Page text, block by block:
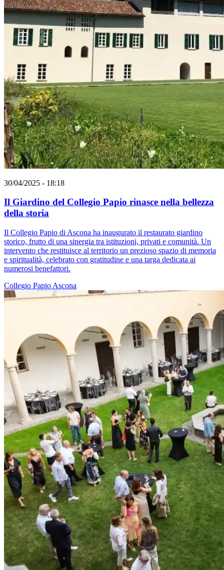
30/04/2025 - 18:18
Il Giardino del Collegio Papio rinasce nella bellezza
della storia
Il Collegio Papio di Ascona ha inaugurato il restaurato giardino
storico, frutto di una sinergia tra istituzioni, privati e comunità. Un
intervento che restituisce al territorio un prezioso spazio di memoria
e spiritualità, celebrato con gratitudine e una targa dedicata ai
numerosi benefattori.
Collegio Papio Ascona